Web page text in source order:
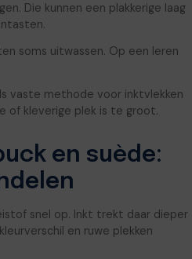
Die kunnen een plakkerige laag
soms uitwassen. Op een leren
vaste methode voor inktvlekken
of kleverige plek is te groot.
en suède:
snel op. Inkt trekt daar dieper
en ruwe plekken